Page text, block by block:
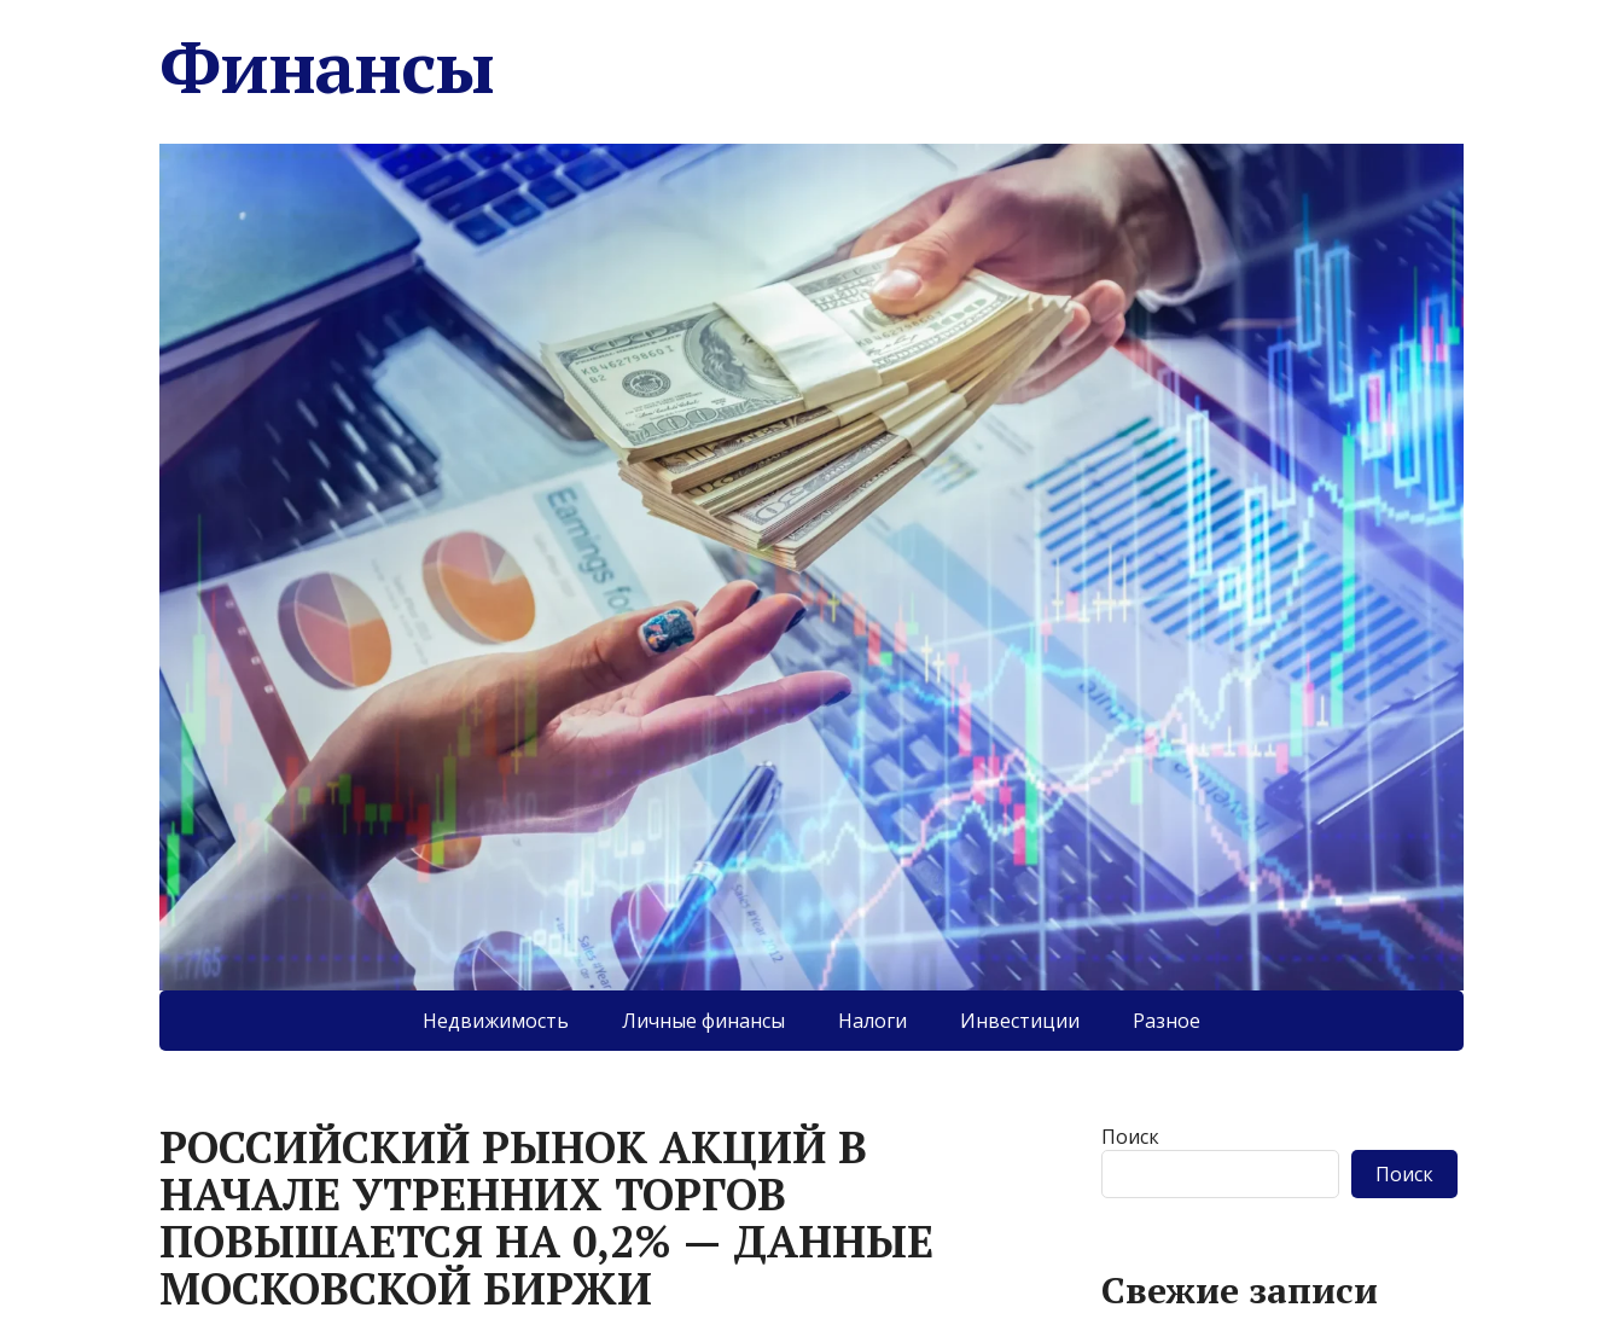
Финансы
Недвижимость Личные финансы Налоги Инвестиции Разное
РОССИЙСКИЙ РЫНОК АКЦИЙ В
НАЧАЛЕ УТРЕННИХ ТОРГОВ
ПОВЫШАЕТСЯ НА 0,2% — ДАННЫЕ
МОСКОВСКОЙ БИРЖИ
Поиск
Поиск
Свежие записи